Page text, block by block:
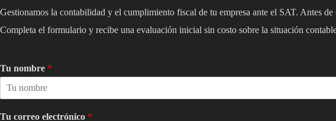
Gestionamos la contabilidad y el cumplimiento fiscal de tu empresa ante el SAT. Antes
Completa el formulario y recibe una evaluación inicial sin costo sobre la situación
Tu nombre *
Tu correo electrónico *